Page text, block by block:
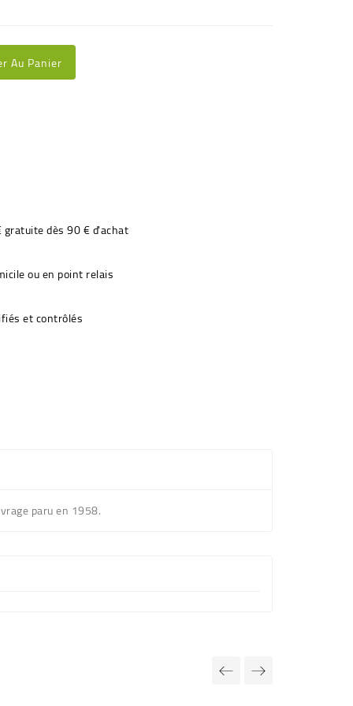
Au Panier
dès 90 € d'achat
ou en point relais
et contrôlés
paru en 1958.